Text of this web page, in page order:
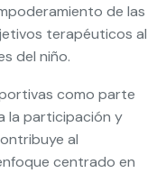
de las
terapéuticos al
del niño.
como parte
la participación y
al
centrado en